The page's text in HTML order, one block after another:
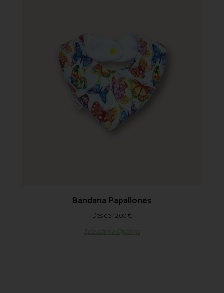
Bandana Papallones
Des de12,00€